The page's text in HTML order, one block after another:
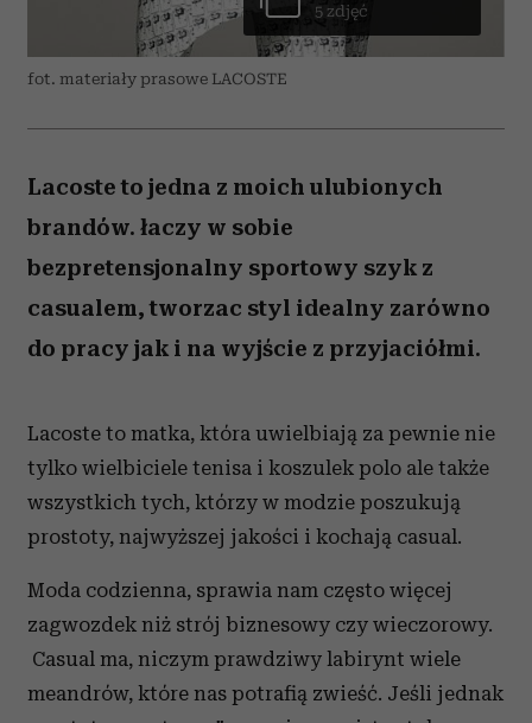
fot. materiały prasowe LACOSTE
5 zdjęć
Lacoste to jedna z moich ulubionych
brandów. łaczy w sobie
bezpretensjonalny sportowy szyk z
casualem, tworzac styl idealny zarówno
do pracy jak i na wyjście z przyjaciółmi.
Lacoste to matka, która uwielbiają za pewnie nie
tylko wielbiciele tenisa i koszulek polo ale także
wszystkich tych, którzy w modzie poszukują
prostoty, najwyższej jakości i kochają casual.
Moda codzienna, sprawia nam często więcej
zagwozdek niż strój biznesowy czy wieczorowy.
Casual ma, niczym prawdziwy labirynt wiele
meandrów, które nas potrafią zwieść. Jeśli jednak